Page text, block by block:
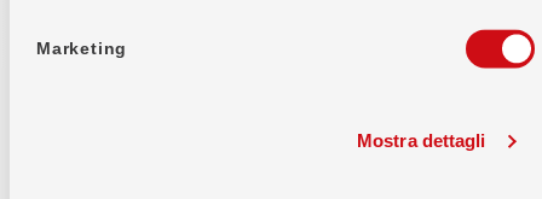
Marketing
Mostra dettagli